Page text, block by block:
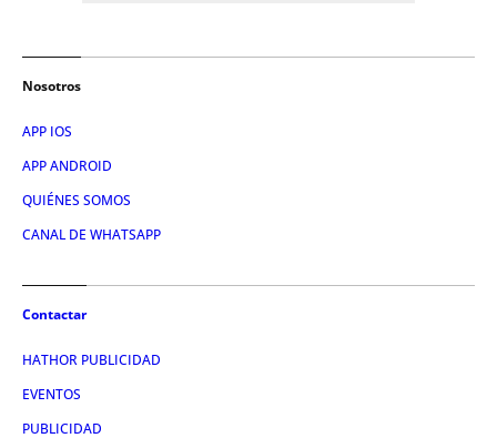
Nosotros
APP IOS
APP ANDROID
QUIÉNES SOMOS
CANAL DE WHATSAPP
Contactar
HATHOR PUBLICIDAD
EVENTOS
PUBLICIDAD